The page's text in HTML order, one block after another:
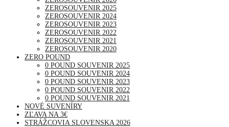
ZEROSOUVENIR 2025
ZEROSOUVENIR 2024
ZEROSOUVENIR 2023
ZEROSOUVENIR 2022
ZEROSOUVENIR 2021
ZEROSOUVENIR 2020
ZERO POUND
0 POUND SOUVENIR 2025
0 POUND SOUVENIR 2024
0 POUND SOUVENIR 2023
0 POUND SOUVENIR 2022
0 POUND SOUVENIR 2021
NOVÉ SUVENÍRY
ZĽAVA NA 3€
STRÁŽCOVIA SLOVENSKA 2026